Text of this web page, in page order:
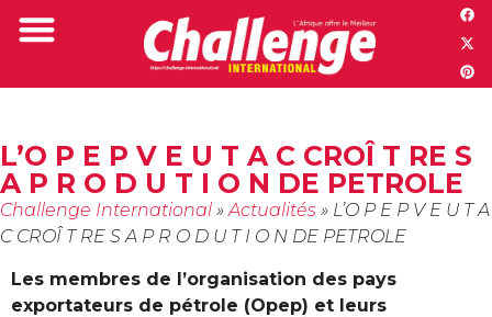
L’O P E P V E U T A C CROÎ T RE S
A P R O D U T I O N DE PETROLE
Challenge International »Actualités » L’O P E P V E U T A
C CROÎ T RE S A P R O D U T I O N DE PETROLE
Les membres de l’organisation des pays
exportateurs de pétrole (Opep) et leurs